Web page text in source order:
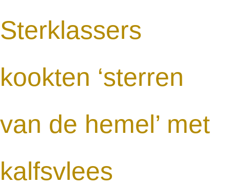
Sterklassers
kookten ‘sterren
van de hemel’ met
kalfsvlees